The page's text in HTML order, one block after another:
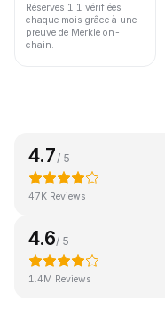
Réserves 1:1 vérifiées
chaque mois grâce à une
preuve de Merkle on-
chain.
4.7 / 5
47K Reviews
4.6/ 5
1.4M Reviews